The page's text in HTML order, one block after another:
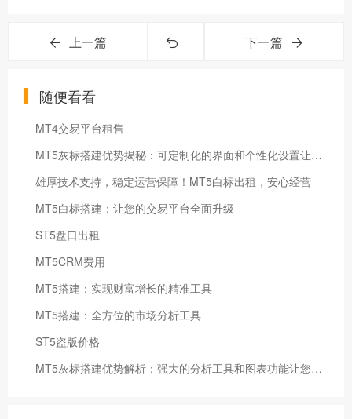
上一篇 下一篇
随便看看
MT4交易平台租售
MT5灰标搭建优势揭秘：可定制化的界面和个性化设置让您获得更好的交易体验
雄厚技术支持，稳定运营保障！MT5白标出租，安心经营
MT5白标搭建：让您的交易平台全面升级
ST5盘口出租
MT5CRM费用
MT5搭建：实现财富增长的精准工具
MT5搭建：全方位的市场分析工具
ST5盗版价格
MT5灰标搭建优势解析：强大的分析工具和图表功能让您轻松把握市场走势